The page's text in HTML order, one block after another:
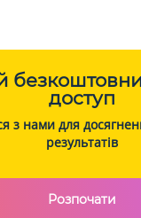
доступ
з нами для
результатів
Розпочати